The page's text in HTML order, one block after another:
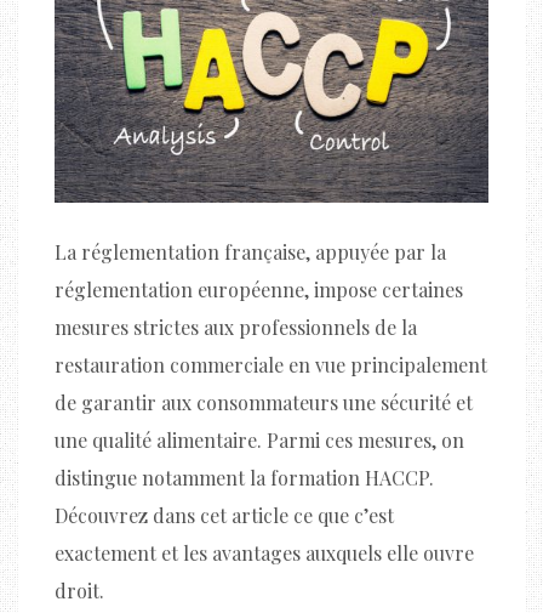
La réglementation française, appuyée par la
réglementation européenne, impose certaines
mesures strictes aux professionnels de la
restauration commerciale en vue principalement
de garantir aux consommateurs une sécurité et
une qualité alimentaire. Parmi ces mesures, on
distingue notamment la formation HACCP.
Découvrez dans cet article ce que c’est
exactement et les avantages auxquels elle ouvre
droit.